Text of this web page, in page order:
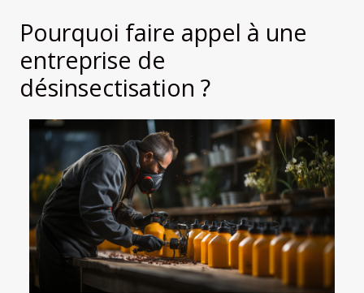
Pourquoi faire appel à une
entreprise de
désinsectisation ?